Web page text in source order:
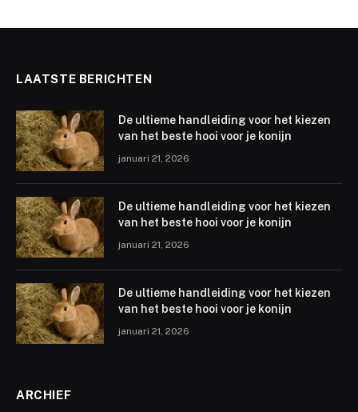
LAATSTE BERICHTEN
De ultieme handleiding voor het kiezen
van het beste hooi voor je konijn
januari 21, 2026
De ultieme handleiding voor het kiezen
van het beste hooi voor je konijn
januari 21, 2026
De ultieme handleiding voor het kiezen
van het beste hooi voor je konijn
januari 21, 2026
ARCHIEF